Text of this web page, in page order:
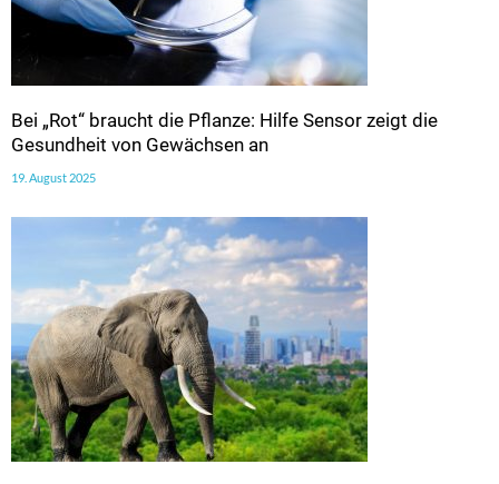
Bei „Rot“ braucht die Pflanze: Hilfe Sensor zeigt die
Gesundheit von Gewächsen an
19. August 2025